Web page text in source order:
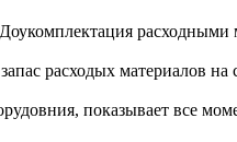
расходых материалов
показывает все